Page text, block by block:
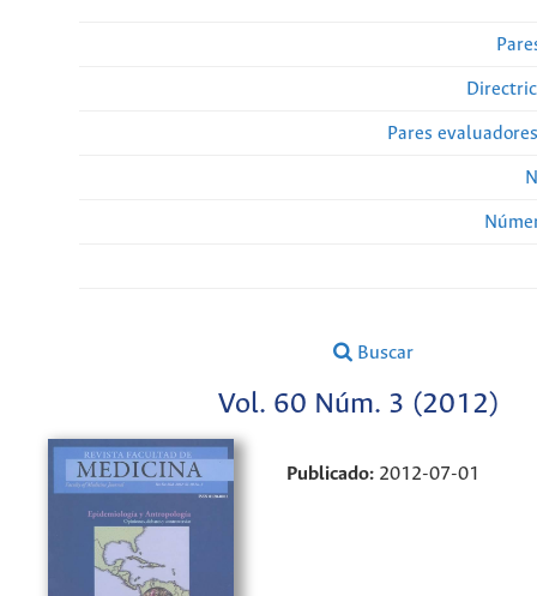
Pares
Buscar
Vol. 60 Núm. 3 (2012)
Publicado: 2012-07-01